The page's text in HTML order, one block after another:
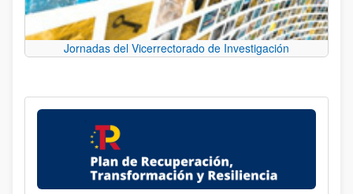
Jornadas del Vicerrectorado de Investigación